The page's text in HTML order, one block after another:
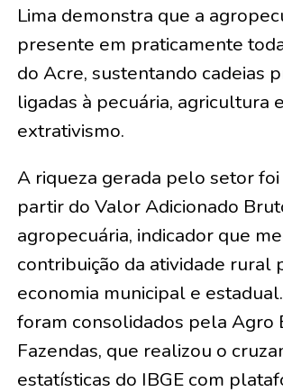
Lima demonstra que a
presente em praticamente
do Acre, sustentando cadeias
ligadas à pecuária, agricultura e
extrativismo.
A riqueza gerada pelo setor foi
partir do Valor Adicionado
agropecuária, indicador que
contribuição da atividade rural
economia municipal e
foram consolidados pela Agro
Fazendas, que realizou o
estatísticas do IBGE com